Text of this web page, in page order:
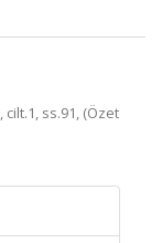
cilt.1, ss.91, (Özet